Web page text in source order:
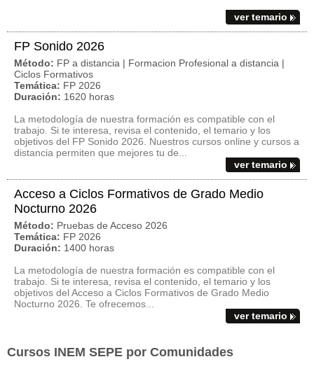
ver temario
FP Sonido 2026
Método: FP a distancia | Formacion Profesional a distancia |
Ciclos Formativos
Temática: FP 2026
Duración: 1620 horas
La metodología de nuestra formación es compatible con el
trabajo. Si te interesa, revisa el contenido, el temario y los
objetivos del FP Sonido 2026. Nuestros cursos online y cursos a
distancia permiten que mejores tu de...
ver temario
Acceso a Ciclos Formativos de Grado Medio
Nocturno 2026
Método: Pruebas de Acceso 2026
Temática: FP 2026
Duración: 1400 horas
La metodología de nuestra formación es compatible con el
trabajo. Si te interesa, revisa el contenido, el temario y los
objetivos del Acceso a Ciclos Formativos de Grado Medio
Nocturno 2026. Te ofrecemos...
ver temario
Cursos INEM SEPE por Comunidades